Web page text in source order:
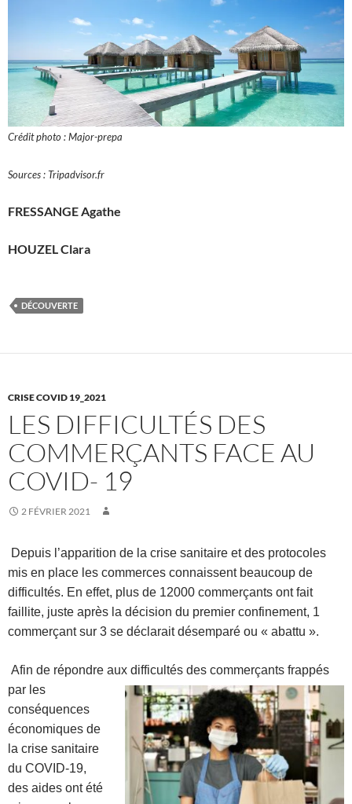
Crédit photo : Major-prepa
Sources : Tripadvisor.fr
FRESSANGE Agathe
HOUZEL Clara
DÉCOUVERTE
CRISE COVID 19_2021
LES DIFFICULTÉS DES
COMMERÇANTS FACE AU
COVID- 19
2 FÉVRIER 2021
Depuis l’apparition de la crise sanitaire et des protocoles
mis en place les commerces connaissent beaucoup de
difficultés. En effet, plus de 12000 commerçants ont fait
faillite, juste après la décision du premier confinement, 1
commerçant sur 3 se déclarait désemparé ou « abattu ».
Afin de répondre aux difficultés des commerçants frappés
par les
conséquences
économiques de
la crise sanitaire
du COVID-19,
des aides ont été